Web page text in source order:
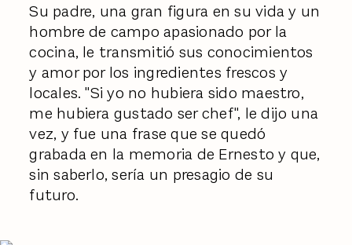
Su padre, una gran figura en su vida y un
hombre de campo apasionado por la
cocina, le transmitió sus conocimientos
y amor por los ingredientes frescos y
locales. "Si yo no hubiera sido maestro,
me hubiera gustado ser chef", le dijo una
vez, y fue una frase que se quedó
grabada en la memoria de Ernesto y que,
sin saberlo, sería un presagio de su
futuro.